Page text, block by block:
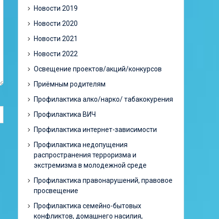
Новости 2019
Новости 2020
Новости 2021
Новости 2022
Освещение проектов/акций/конкурсов
Приёмным родителям
Профилактика алко/нарко/ табакокурения
Профилактика ВИЧ
Профилактика интернет-зависимости
Профилактика недопущения
распространения терроризма и
экстремизма в молодежной среде
Профилактика правонарушений, правовое
просвещение
Профилактика семейно-бытовых
конфликтов, домашнего насилия,